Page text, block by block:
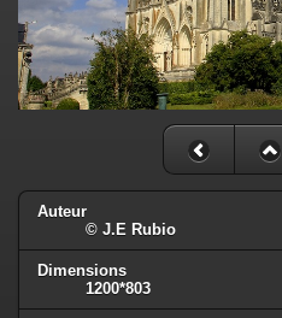
Auteur
© J.E Rubio
Dimensions
1200*803